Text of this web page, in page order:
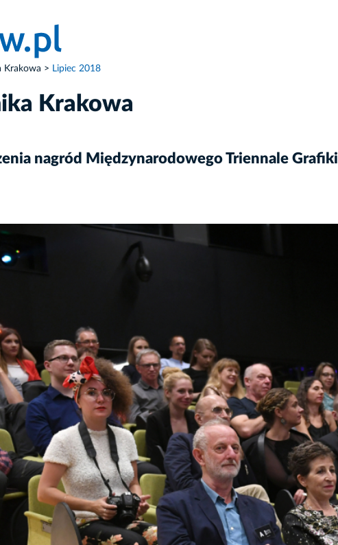
Krakowa Lipiec 2018
Krakowa
nagród Międzynarodowego Triennale Grafiki